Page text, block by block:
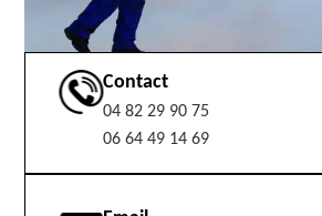
Contact
04 82 29 90 75
06 64 49 14 69